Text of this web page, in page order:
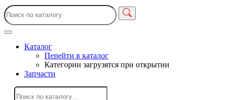
Каталог
Перейти в каталог
Категории загрузятся при открытии
Запчасти